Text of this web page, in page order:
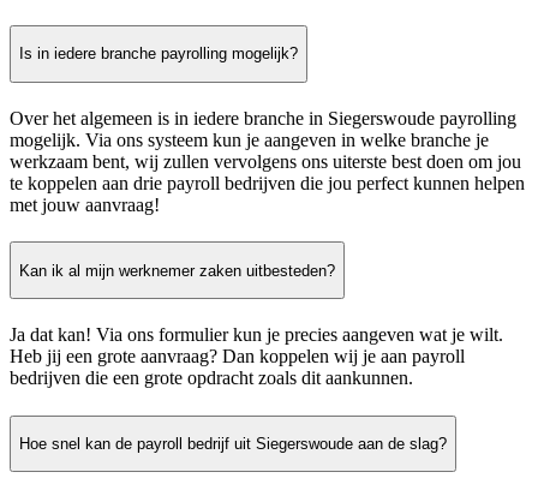
Is in iedere branche payrolling mogelijk?
Over het algemeen is in iedere branche in Siegerswoude payrolling
mogelijk. Via ons systeem kun je aangeven in welke branche je
werkzaam bent, wij zullen vervolgens ons uiterste best doen om jou
te koppelen aan drie payroll bedrijven die jou perfect kunnen helpen
met jouw aanvraag!
Kan ik al mijn werknemer zaken uitbesteden?
Ja dat kan! Via ons formulier kun je precies aangeven wat je wilt.
Heb jij een grote aanvraag? Dan koppelen wij je aan payroll
bedrijven die een grote opdracht zoals dit aankunnen.
Hoe snel kan de payroll bedrijf uit Siegerswoude aan de slag?